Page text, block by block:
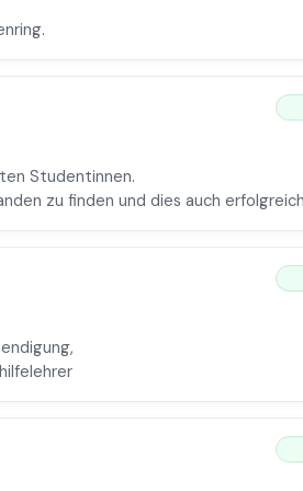
Studentinnen.
zu finden und dies auch erfolgreich